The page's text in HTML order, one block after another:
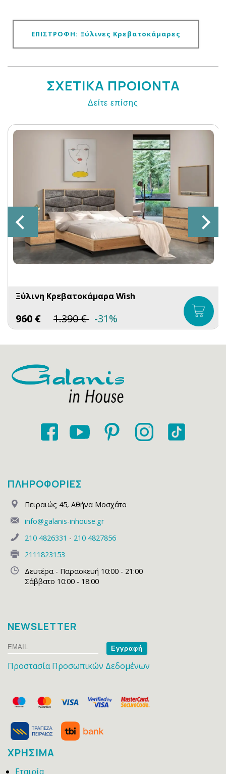
ΕΠΙΣΤΡΟΦΗ: Ξύλινες Κρεβατοκάμαρες
ΣΧΕΤΙΚΑ ΠΡΟΙΟΝΤΑ
Δείτε επίσης
Ξύλινη Κρεβατοκάμαρα Wish
960 € 1.390€ -31%
ΠΛΗΡΟΦΟΡΙΕΣ
Πειραιώς 45, Αθήνα Μοσχάτο
info@galanis-inhouse.gr
210 4826331 - 210 4827856
2111823153
Δευτέρα - Παρασκευή 10:00 - 21:00
Σάββατο 10:00 - 18:00
NEWSLETTER
Email
Name
Προστασία Προσωπικών Δεδομένων
ΧΡΗΣΙΜΑ
Εταιρία